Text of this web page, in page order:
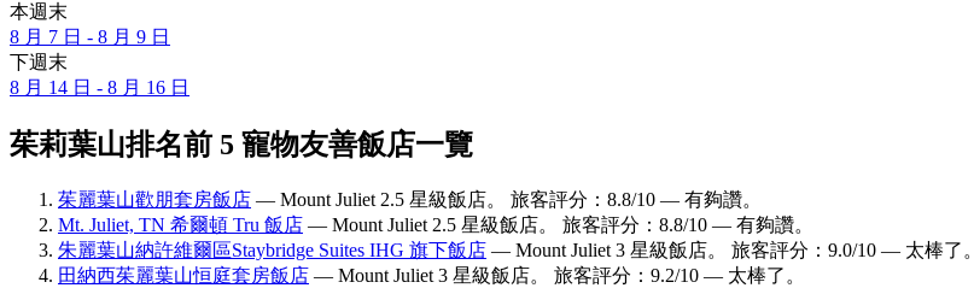
本週末
8 月 7 日 - 8 月 9 日
下週末
8 月 14 日 - 8 月 16 日
茱莉葉山排名前 5 寵物友善飯店一覽
茱麗葉山歡朋套房飯店 — Mount Juliet 2.5 星級飯店。 旅客評分：8.8/10 — 有夠讚。
Mt. Juliet, TN 希爾頓 Tru 飯店 — Mount Juliet 2.5 星級飯店。 旅客評分：8.8/10 — 有夠讚。
朱麗葉山納許維爾區Staybridge Suites IHG 旗下飯店 — Mount Juliet 3 星級飯店。 旅客評分：9.0/10 — 太棒了。
田納西茱麗葉山恒庭套房飯店 — Mount Juliet 3 星級飯店。 旅客評分：9.2/10 — 太棒了。